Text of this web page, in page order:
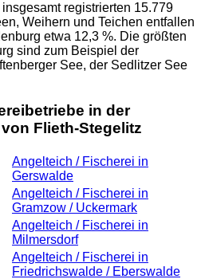
insgesamt registrierten 15.779
Weihern und Teichen entfallen
etwa 12,3 %. Die größten
sind zum Beispiel der
See, der Sedlitzer See
in der
Flieth-Stegelitz
Angelteich / Fischerei in
Gerswalde
Angelteich / Fischerei in
Gramzow / Uckermark
Angelteich / Fischerei in
Milmersdorf
Angelteich / Fischerei in
Friedrichswalde / Eberswalde